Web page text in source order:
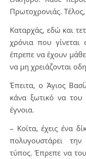
Πρωτοχρονιάς.
Καταρχάς, εδώ και
χρόνια που
έπρεπε να έχουν
να μη χρειάζονται
Έπειτα, ο Άγιος
κάνα ξωτικό να του
έγνοια.
– Κοίτα, έχεις ένα
πολυγουστάρει την
τύπος. Έπρεπε να